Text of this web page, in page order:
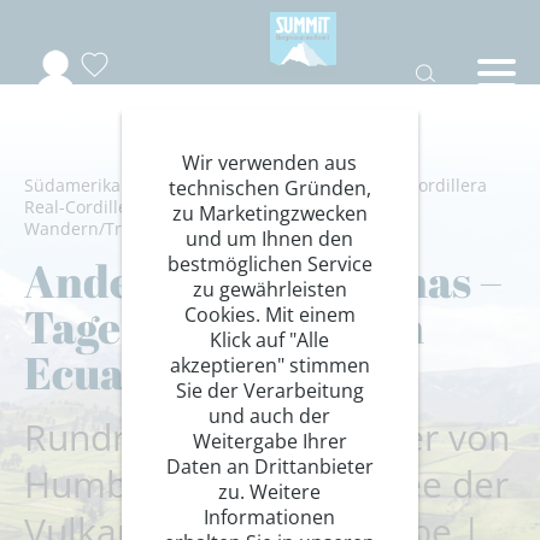
Südamerika Ecuador/Amazonas-Galapagos
Cordillera
Real-Cordillera Occidental-Cordillera Oriental
Wandern/Trekking/Wanderung Hotelstandort
Anden und Amazonas –
Tageswanderungen
Ecuador
Rundreise auf Alexander von
Humboldts Spuren: Allee der
Wir verwenden aus
technischen Gründen,
zu Marketingzwecken
und um Ihnen den
bestmöglichen Service
zu gewährleisten
Cookies. Mit einem
Klick auf "Alle
akzeptieren" stimmen
Sie der Verarbeitung
und auch der
Weitergabe Ihrer
Daten an Drittanbieter
zu. Weitere
Informationen